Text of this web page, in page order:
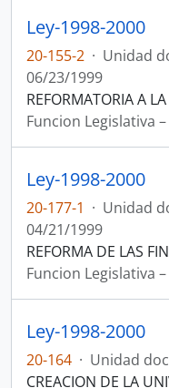
Ley-1998-2000
20-155-2 · Unidad
06/23/1999
REFORMATORIA A
Funcion Legislativa
Ley-1998-2000
20-177-1 · Unidad
04/21/1999
REFORMA DE LAS
Funcion Legislativa
Ley-1998-2000
20-164 · Unidad
CREACION DE LA